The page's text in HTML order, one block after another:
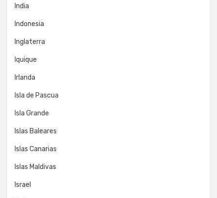
India
Indonesia
Inglaterra
Iquique
Irlanda
Isla de Pascua
Isla Grande
Islas Baleares
Islas Canarias
Islas Maldivas
Israel